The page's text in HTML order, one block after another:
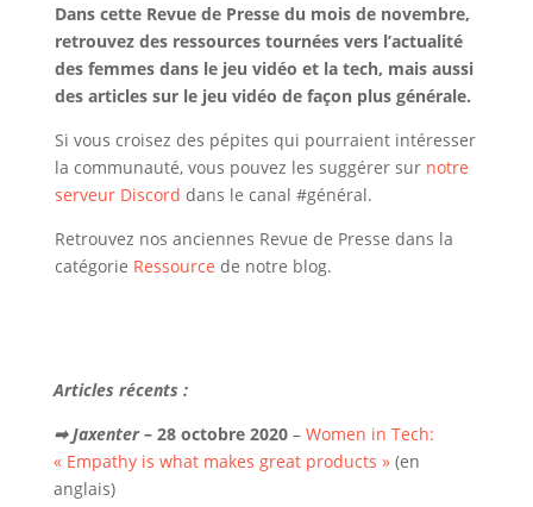
Dans cette Revue de Presse du mois de novembre,
retrouvez des ressources tournées vers l’actualité
des femmes dans le jeu vidéo et la tech, mais aussi
des articles sur le jeu vidéo de façon plus générale.
Si vous croisez des pépites qui pourraient intéresser
la communauté, vous pouvez les suggérer surnotre
serveur Discord dans le canal #général.
Retrouvez nos anciennes Revue de Presse dans la
catégorie Ressource de notre blog.
Articles récents :
➡ Jaxenter– 28 octobre 2020– Women in Tech:
« Empathy is what makes great products »(en
anglais)